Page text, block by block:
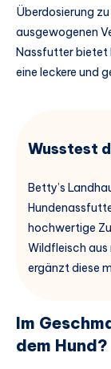
Überdosierung
ausgewogenen
Nassfutter bietet
eine leckere und
Wusstest
Betty’s
hochwertige
Wildfleisch
ergänzt diese
Im
dem Hund?